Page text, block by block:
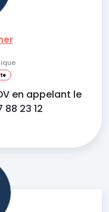
en appelant le
23 12